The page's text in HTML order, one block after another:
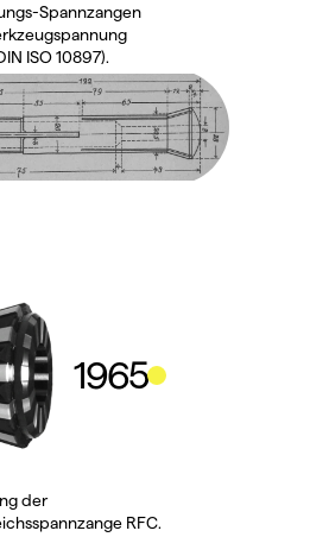
Spannzangen
ISO 10897).
1965
der
RFC.